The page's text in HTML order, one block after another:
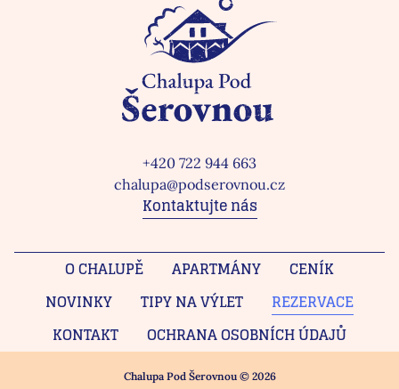
+420 722 944 663
chalupa@podserovnou.cz
Kontaktujte nás
O CHALUPĚ APARTMÁNY
CENÍK
NOVINKY
TIPY NA VÝLET
REZERVACE
KONTAKT
OCHRANA OSOBNÍCH ÚDAJŮ
Chalupa Pod Šerovnou © 2026